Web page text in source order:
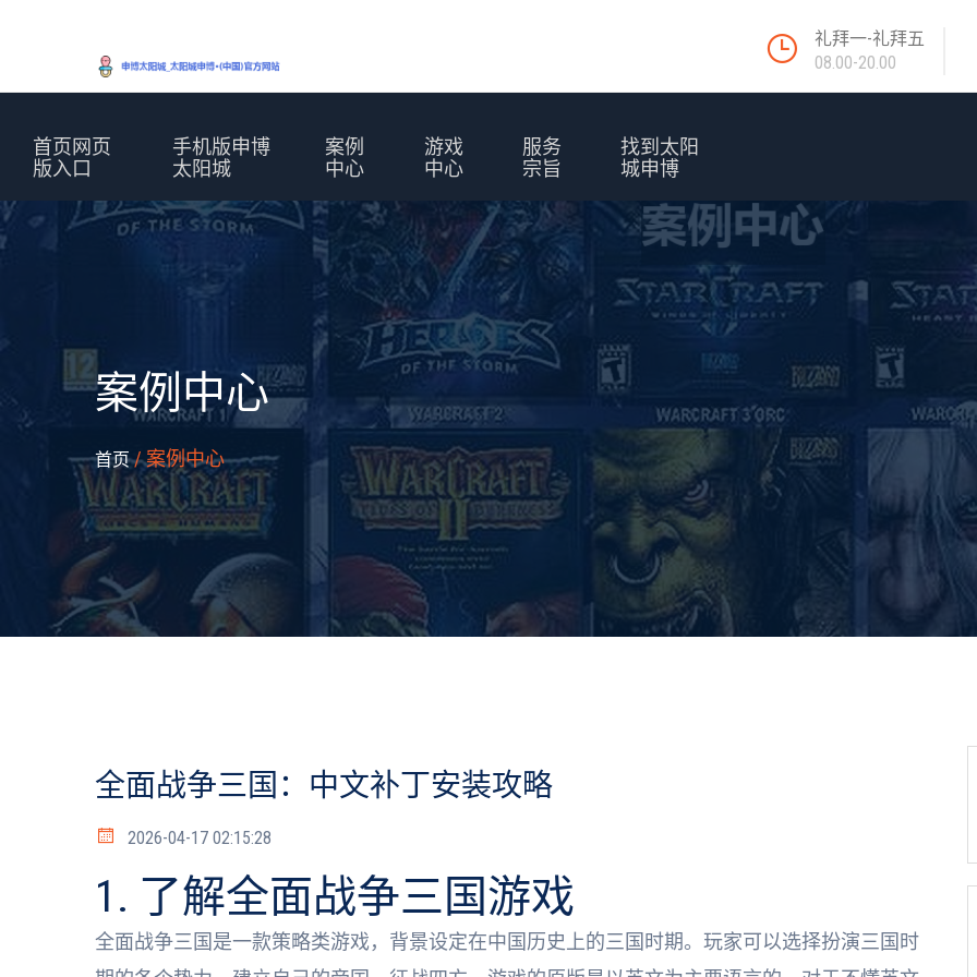
礼拜一-礼拜五
08.00-20.00
首页网页
版入口
手机版申博
太阳城
案例
中心
游戏
中心
服务
宗旨
找到太阳
城申博
案例中心
首页/ 案例中心
全面战争三国：中文补丁安装攻略
2026-04-17 02:15:28
1. 了解全面战争三国游戏
全面战争三国是一款策略类游戏，背景设定在中国历史上的三国时期。玩家可以选择扮演三国时